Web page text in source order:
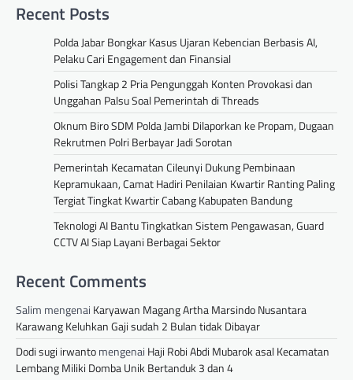
Recent Posts
Polda Jabar Bongkar Kasus Ujaran Kebencian Berbasis AI,
Pelaku Cari Engagement dan Finansial
Polisi Tangkap 2 Pria Pengunggah Konten Provokasi dan
Unggahan Palsu Soal Pemerintah di Threads
Oknum Biro SDM Polda Jambi Dilaporkan ke Propam, Dugaan
Rekrutmen Polri Berbayar Jadi Sorotan
Pemerintah Kecamatan Cileunyi Dukung Pembinaan
Kepramukaan, Camat Hadiri Penilaian Kwartir Ranting Paling
Tergiat Tingkat Kwartir Cabang Kabupaten Bandung
Teknologi AI Bantu Tingkatkan Sistem Pengawasan, Guard
CCTV AI Siap Layani Berbagai Sektor
Recent Comments
Salim mengenai Karyawan Magang Artha Marsindo Nusantara
Karawang Keluhkan Gaji sudah 2 Bulan tidak Dibayar
Dodi sugi irwantomengenai Haji Robi Abdi Mubarok asal Kecamatan
Lembang Miliki Domba Unik Bertanduk 3 dan 4